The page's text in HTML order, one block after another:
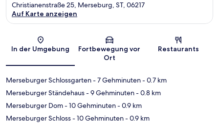
Karte
Christianenstraße 25, Merseburg, ST, 06217
Auf Karte anzeigen
In der Umgebung
Fortbewegung vor
Ort
Restaurants
Merseburger Schlossgarten- 7 Gehminuten- 0.7 km
Merseburger Ständehaus- 9 Gehminuten- 0.8 km
Merseburger Dom- 10 Gehminuten- 0.9 km
Merseburger Schloss- 10 Gehminuten- 0.9 km